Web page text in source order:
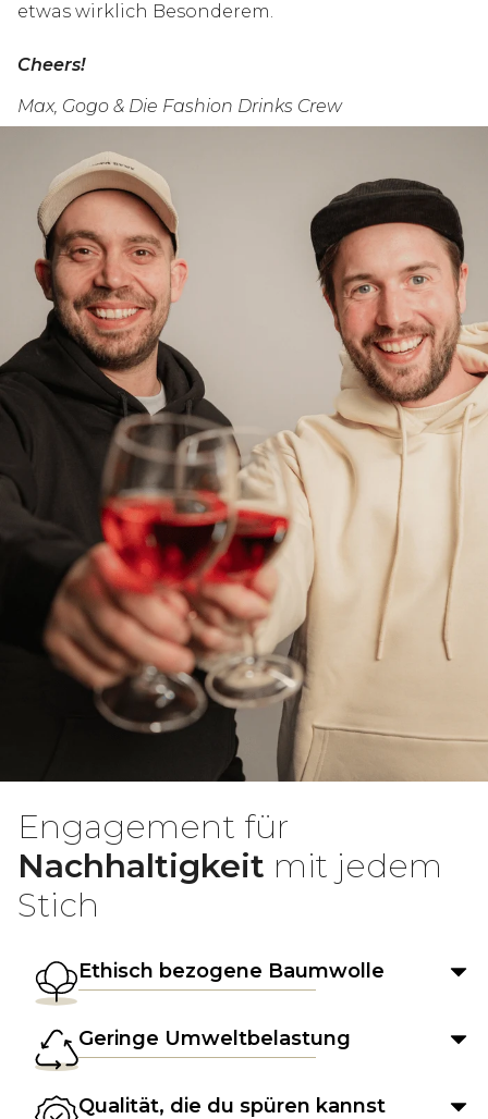
etwas wirklich Besonderem.
Cheers!
Max, Gogo & Die Fashion Drinks Crew
Engagement für
Nachhaltigkeit mit jedem
Stich
Ethisch bezogene Baumwolle
Geringe Umweltbelastung
Qualität, die du spüren kannst